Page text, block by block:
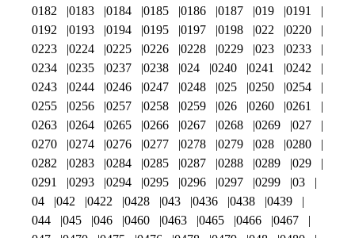
0182
0183 0184 0185 0186 0187 019
0191
0192
0193 0194 0195 0197 0198 022
0220
0223
0224 0225 0226 0228 0229 023
0233
0234
0235 0237 0238 024 0240 0241
0242
0243
0244 0246 0247 0248 025 0250
0254
0255
0256 0257 0258 0259 026 0260
0261
0263
0264 0265 0266 0267 0268 0269
027
0270
0274 0276 0277 0278 0279 028
0280
0282
0283 0284 0285 0287 0288 0289
029
0291
0293 0294 0295 0296 0297 0299
03
04
042 0422 0428 043 0436 0438
0439
044
045 046 0460 0463 0465 0466
0467